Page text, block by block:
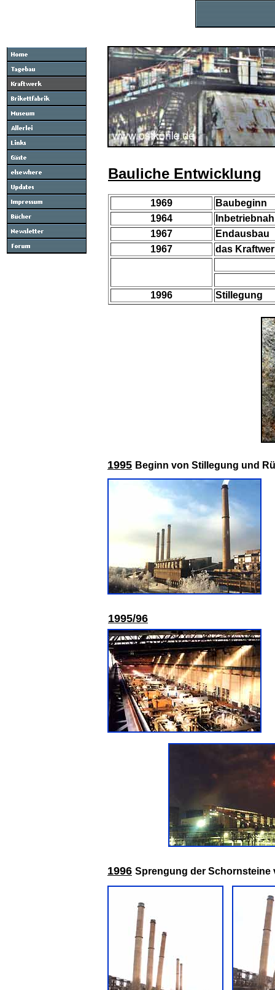
Bauliche Entwicklung
1969
Baubeginn
1964
1967
Endausbau
1967
das
1996 Stillegung
1995 Beginn von Stillegung und
1995/96
1996 Sprengung der Schornsteine